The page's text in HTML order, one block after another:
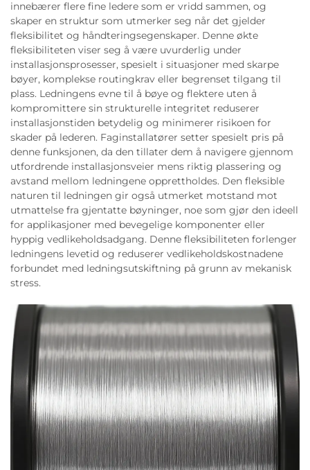
innebærer flere fine ledere som er vridd sammen, og
skaper en struktur som utmerker seg når det gjelder
fleksibilitet og håndteringsegenskaper. Denne økte
fleksibiliteten viser seg å være uvurderlig under
installasjonsprosesser, spesielt i situasjoner med skarpe
bøyer, komplekse routingkrav eller begrenset tilgang til
plass. Ledningens evne til å bøye og flektere uten å
kompromittere sin strukturelle integritet reduserer
installasjonstiden betydelig og minimerer risikoen for
skader på lederen. Faginstallatører setter spesielt pris på
denne funksjonen, da den tillater dem å navigere gjennom
utfordrende installasjonsveier mens riktig plassering og
avstand mellom ledningene opprettholdes. Den fleksible
naturen til ledningen gir også utmerket motstand mot
utmattelse fra gjentatte bøyninger, noe som gjør den ideell
for applikasjoner med bevegelige komponenter eller
hyppig vedlikeholdsadgang. Denne fleksibiliteten forlenger
ledningens levetid og reduserer vedlikeholdskostnadene
forbundet med ledningsutskiftning på grunn av mekanisk
stress.